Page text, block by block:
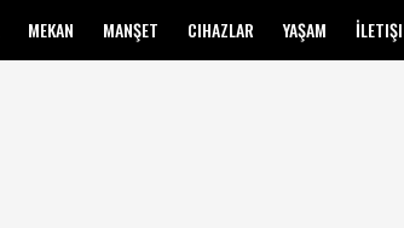
MEKAN MANŞET CIHAZLAR YAŞAM